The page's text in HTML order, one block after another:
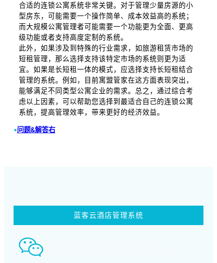
合适的连锁公寓系统非常关键。对于管理少量房源的小
型房东，可能需要一个操作简单、成本效益高的系统；
而大规模公寓管理者可能需要一个功能更为全面、更高
级功能或者支持高度定制的系统。
此外，如果涉及到特殊的行业需求，如旅游租赁市场的
短租管理，那么选择支持该特定市场的系统则更为适
宜。如果是长短租一体的模式，应选择支持长短租结合
管理的系统。例如，目前寓盟管家在这方面表现突出，
能够满足不同类型公寓企业的需求。总之，通过综合考
虑以上因素，可以帮助您选择到最适合自己的连锁公寓
系统，提高管理效率，带来更好的经济效益。
•问题&解答右
蓝客云酒店管理系统
智慧酒店事业部： 18580339994